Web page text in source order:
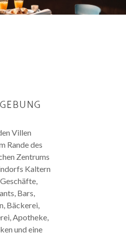
Villen
Rande des
Zentrums
Kaltern
Bars,
Bäckerei,
Apotheke,
und eine